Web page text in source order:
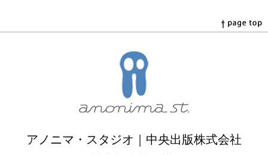
アノニマ・スタジオ｜中央出版株式会社